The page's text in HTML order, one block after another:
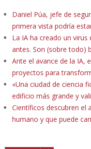
Daniel Púa, jefe de
primera vista podría
La IA ha creado un
antes. Son (sobre todo)
Ante el avance de la IA,
proyectos para
«Una ciudad de ciencia
edificio más grande y
Científicos descubren el
humano y que puede